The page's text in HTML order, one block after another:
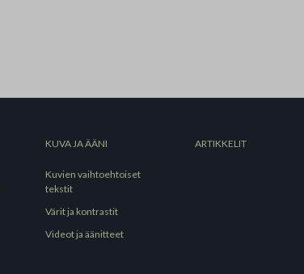
KUVA JA ÄÄNI
Kuvien vaihtoehtoiset
tekstit
Värit ja kontrastit
Videot ja äänitteet
ARTIKKELIT